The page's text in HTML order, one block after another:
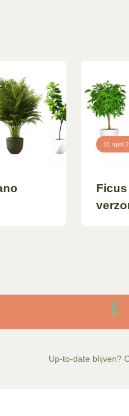
11 april
Up-to-date blijven?